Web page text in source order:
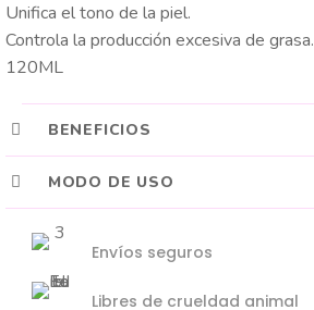
Unifica el tono de la piel.
Controla la producción excesiva de grasa.
120ML
BENEFICIOS
MODO DE USO
Envíos seguros
Libres de crueldad animal